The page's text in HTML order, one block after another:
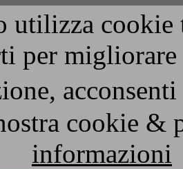
utilizza
per
cookie &
informazioni